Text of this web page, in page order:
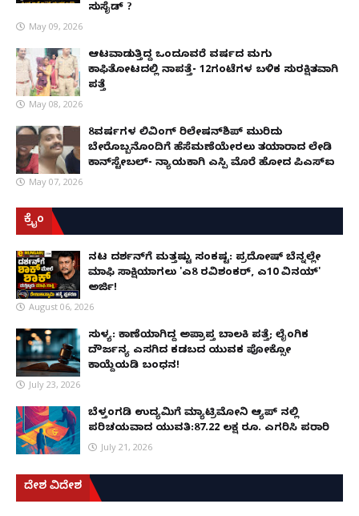
ಸುಸೈಡ್ ?
May 09, 2026
ಆಟವಾಡುತ್ತಿದ್ದ ಒಂದೂವರೆ ವರ್ಷದ ಮಗು
ಕಾಫಿತೋಟದಲ್ಲಿ ನಾಪತ್ತೆ- 12ಗಂಟೆಗಳ ಬಳಿಕ ಸುರಕ್ಷಿತವಾಗಿ
ಪತ್ತೆ
May 08, 2026
8ವರ್ಷಗಳ ಲಿವಿಂಗ್‌ ರಿಲೇಷನ್‌ಶಿಪ್ ಮುರಿದು
ಬೇರೊಬ್ಬನೊಂದಿಗೆ ಹೆಸೆಮಣೆಯೇರಲು ತಯಾರಾದ ಲೇಡಿ
ಕಾನ್‌ಸ್ಟೇಬಲ್- ನ್ಯಾಯಕ್ಕಾಗಿ ಎಸ್ಪಿ ಮೊರೆ ಹೋದ ಪಿಎಸ್ಐ
May 07, 2026
ಕ್ರೈಂ
ನಟ ದರ್ಶನ್‌ಗೆ ಮತ್ತಷ್ಟು ಸಂಕಷ್ಟ: ಪ್ರದೋಷ್ ಬೆನ್ನಲ್ಲೇ
ಮಾಫಿ ಸಾಕ್ಷಿಯಾಗಲು 'ಎ8 ರವಿಶಂಕರ್, ಎ10 ವಿನಯ್'
ಅರ್ಜಿ!
August 06, 2026
ಸುಳ್ಯ: ಕಾಣೆಯಾಗಿದ್ದ ಅಪ್ರಾಪ್ತ ಬಾಲಕಿ ಪತ್ತೆ; ಲೈಂಗಿಕ
ದೌರ್ಜನ್ಯ ಎಸಗಿದ ಕಡಬದ ಯುವಕ ಪೋಕ್ಸೋ
ಕಾಯ್ದೆಯಡಿ ಬಂಧನ!
July 23, 2026
ಬೆಳ್ತಂಗಡಿ ಉದ್ಯಮಿಗೆ ಮ್ಯಾಟ್ರಿಮೋನಿ ಆ್ಯಪ್ ನಲ್ಲಿ
ಪರಿಚಯವಾದ ಯುವತಿ:87.22 ಲಕ್ಷ ರೂ. ಎಗರಿಸಿ ಪರಾರಿ
July 21, 2026
ದೇಶ ವಿದೇಶ